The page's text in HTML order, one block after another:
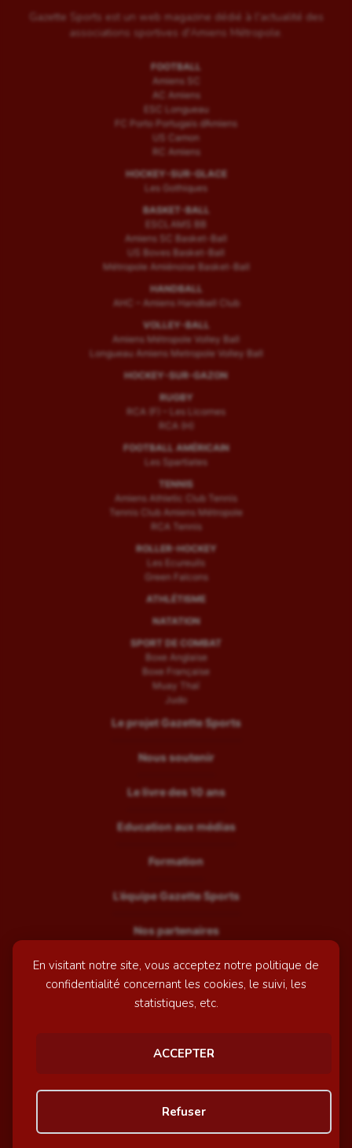
En visitant notre site, vous acceptez notre politique de
confidentialité concernant les cookies, le suivi, les
statistiques, etc.
ACCEPTER
Refuser
Gazette Sports est un web magazine dédié à l'actualité des
associations sportives d'Amiens Métropole.
FOOTBALL
Amiens SC
AC Amiens
ESC Longueau
FC Porto Portugais d’Amiens
US Camon
RC Amiens
HOCKEY-SUR-GLACE
Les Gothiques
BASKET-BALL
ESCLAMS BB
Amiens SC Basket-Ball
US Boves Basket-Ball
Métropole Amiénoise Basket-Ball
HANDBALL
AHC – Amiens Handball Club
VOLLEY-BALL
Amiens Métropole Volley Ball
Longueau Amiens Metropole Volley Ball
HOCKEY-SUR-GAZON
RUGBY
RCA (F) – Les Licornes
RCA (H)
FOOTBALL AMÉRICAIN
Les Spartiates
TENNIS
Amiens Athletic Club Tennis
Tennis Club Amiens Métropole
RCA Tennis
ROLLER-HOCKEY
Les Ecureuils
Green Falcons
ATHLÉTISME
NATATION
SPORT DE COMBAT
Boxe Anglaise
Boxe Française
Muay Thaï
Judo
Le projet Gazette Sports
Nous soutenir
Le livre des 10 ans
Education aux médias
Formation
L’équipe Gazette Sports
Nos partenaires
Recrutement
Mentions légales
© GazetteSports - 2026 | Site internet réalisé par
Awelty